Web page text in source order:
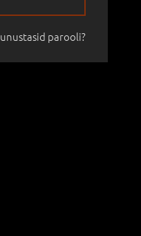
unustasid parooli?